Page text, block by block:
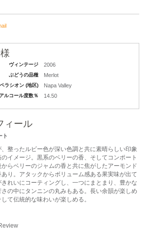
ヴィンテージ 2006
ぶどうの品種 Merlot
ラシオン (地区) Napa Valley
アルコール度数％ 14.50
ィール
ト
整ったルビー色が深い色調と共に素晴らしい印象
イメージ。黒系のベリーの香、そしてコンポート
らベリーのジャムの香と共に焦がしたアーモンド
り。アタックからボリューム感ある果実味が出て
れいにコーティングし、一つにまとまり、豊かな
の中にタンニンの丸みもある。長い余韻が楽しめ
て伝統的な味わいが楽しめる。